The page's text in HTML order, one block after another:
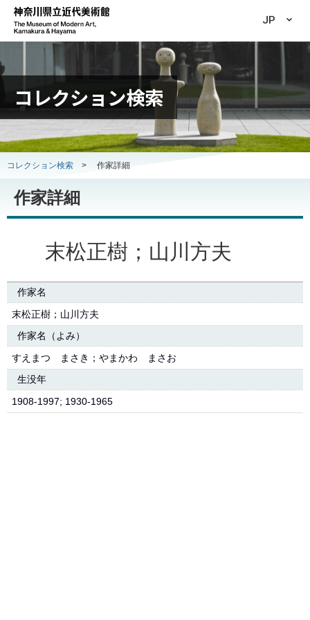
JP
コレクション検索
コレクション検索 > 作家詳細
作家詳細
末松正樹；山川方夫
作家名
末松正樹；山川方夫
作家名（よみ）
すえまつ まさき；やまかわ まさお
生没年
1908-1997; 1930-1965